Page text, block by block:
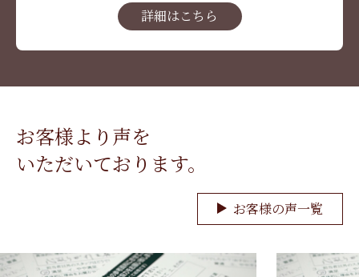
詳細はこちら
お客様より声を
いただいております。
お客様の声一覧